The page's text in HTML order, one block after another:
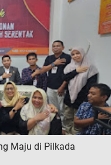
Maju di Pilkada